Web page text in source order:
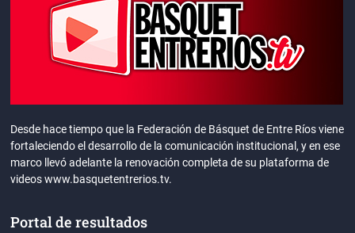
Desde hace tiempo que la Federación de Básquet de Entre Ríos viene
fortaleciendo el desarrollo de la comunicación institucional, y en ese
marco llevó adelante la renovación completa de su plataforma de
videos www.basquetentrerios.tv.
Portal de resultados